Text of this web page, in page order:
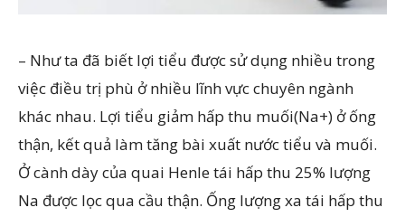
– Như ta đã biết lợi tiểu được sử dụng nhiều trong
việc điều trị phù ở nhiều lĩnh vực chuyên ngành
khác nhau. Lợi tiểu giảm hấp thu muối(Na+) ở ống
thận, kết quả làm tăng bài xuất nước tiểu và muối.
Ở cành dày của quai Henle tái hấp thu 25% lượng
Na được lọc qua cầu thận. Ống lượng xa tái hấp thu